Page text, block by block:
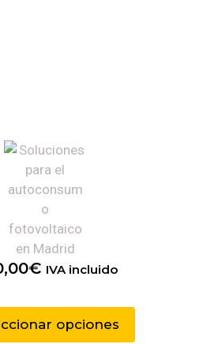
€ IVA incluido
opciones